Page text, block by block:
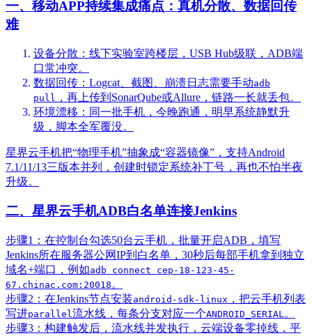
一、移动APP持续集成痛点：真机分散、数据回传
难
设备分散：线下实验室跨楼层，USB Hub级联，ADB端
口常冲突。
数据回传：Logcat、截图、崩溃日志需要手动adb
pull
，再上传到SonarQube或Allure，链路一长就丢包。
环境漂移：同一批手机，今晚跑通，明早系统静默升
级，脚本全军覆没。
星界云手机把“物理手机”抽象成“容器镜像”，支持Android
7.1/11/13三版本并列，创建时锁定系统补丁号，再也不怕半夜
升级。
二、星界云手机ADB白名单连接Jenkins
步骤1：在控制台勾选50台云手机，批量开启ADB，填写
Jenkins所在服务器公网IP到白名单，30秒后每部手机拿到独立
域名+端口，例如adb connect cep-18-123-45-
67.chinac.com:20018 。
步骤2：在Jenkins节点安装android-sdk-linux ，把云手机列表
写进parallel流水线，每条分支对应一个ANDROID_SERIAL。
步骤3：构建触发后，流水线并发执行，云端设备零掉线，平